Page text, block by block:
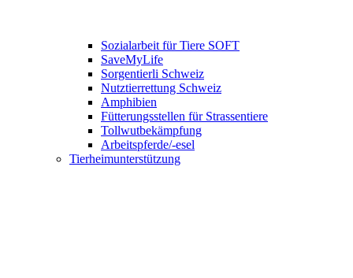
Sozialarbeit für Tiere SOFT
SaveMyLife
Sorgentierli Schweiz
Nutztierrettung Schweiz
Amphibien
Fütterungsstellen für Strassentiere
Tollwutbekämpfung
Arbeitspferde/-esel
Tierheimunterstützung